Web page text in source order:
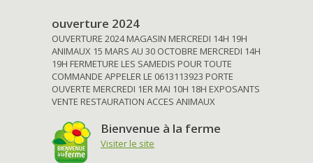
ouverture 2024
OUVERTURE 2024 MAGASIN MERCREDI 14H 19H
ANIMAUX 15 MARS AU 30 OCTOBRE MERCREDI 14H
19H FERMETURE LES SAMEDIS POUR TOUTE
COMMANDE APPELER LE 0613113923 PORTE
OUVERTE MERCREDI 1ER MAI 10H 18H EXPOSANTS
VENTE RESTAURATION ACCES ANIMAUX
Bienvenue à la ferme
Visiter le site